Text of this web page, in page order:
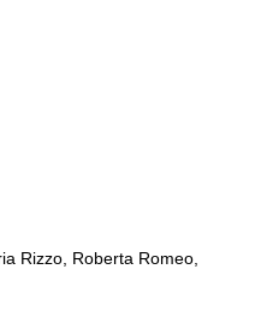
Rizzo, Roberta Romeo,